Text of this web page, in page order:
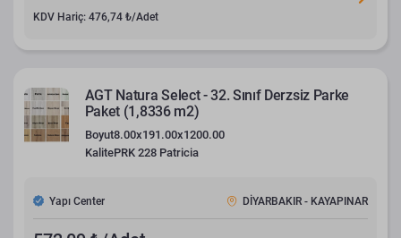
KDV Hariç: 476,74 ₺/Adet
AGT Natura Select - 32. Sınıf Derzsiz Parke
Paket (1,8336 m2)
Boyut8.00x191.00x1200.00
KalitePRK 228 Patricia
Yapı Center DİYARBAKIR - KAYAPINAR